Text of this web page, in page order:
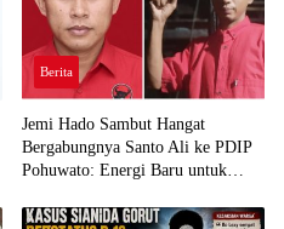
Berita
Jemi Hado Sambut Hangat
Bergabungnya Santo Ali ke PDIP
Pohuwato: Energi Baru untuk